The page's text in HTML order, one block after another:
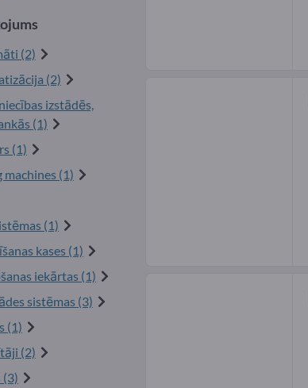
(2)
(2)
izstādēs,
(1)
(1)
(1)
(1)
kases (1)
iekārtas (1)
sistēmas (3)
(1)
(2)
(3)